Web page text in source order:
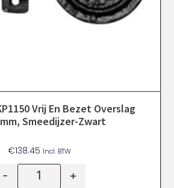
Vrij En Bezet Overslag
Smeedijzer-Zwart
€138.45 Incl. BTW
- +